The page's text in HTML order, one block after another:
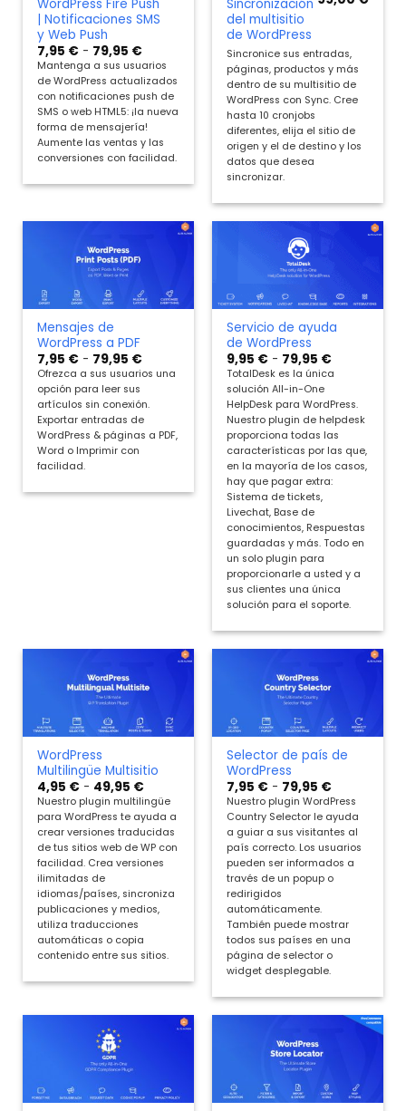
WordPress Fire Push
| Notificaciones SMS
y Web Push
7,95 € - 79,95 €Rango
de
precios:
desde
7,95 €
hasta
79,95 €
Mantenga a sus usuarios
de WordPress actualizados
con notificaciones push de
SMS o web HTML5: ¡la nueva
forma de mensajería!
Aumente las ventas y las
conversiones con facilidad.
Sincronización
del multisitio
de WordPress
Sincronice sus entradas,
páginas, productos y más
dentro de su multisitio de
WordPress con Sync. Cree
hasta 10 cronjobs
diferentes, elija el sitio de
origen y el de destino y los
datos que desea
sincronizar.
Mensajes de
WordPress a PDF
7,95 € - 79,95 €Rango
de
precios:
7,95 €
hasta
79,95 €
Ofrezca a sus usuarios una
opción para leer sus
artículos sin conexión.
Exportar entradas de
WordPress & páginas a PDF,
Word o Imprimir con
facilidad.
Servicio de ayuda
de WordPress
9,95 € - 79,95 €Rango
de
precios:
9,95 €
hasta
79,95 €
TotalDesk es la única
solución All-in-One
HelpDesk para WordPress.
Nuestro plugin de helpdesk
proporciona todas las
características por las que,
en la mayoría de los casos,
hay que pagar extra:
Sistema de tickets,
Livechat, Base de
conocimientos, Respuestas
guardadas y más. Todo en
un solo plugin para
proporcionarle a usted y a
sus clientes una única
solución para el soporte.
WordPress
Multilingüe Multisitio
4,95 € - 49,95 €Rango
de
precios:
desde
4,95 €
hasta
49,95 €
Nuestro plugin multilingüe
para WordPress te ayuda a
crear versiones traducidas
de tus sitios web de WP con
facilidad. Crea versiones
ilimitadas de
idiomas/países, sincroniza
publicaciones y medios,
utiliza traducciones
automáticas o copia
contenido entre sus sitios.
Selector de país de
WordPress
7,95 € - 79,95 €Rango
de
precios:
desde
7,95 €
hasta
79,95 €
Nuestro plugin WordPress
Country Selector le ayuda
a guiar a sus visitantes al
país correcto. Los usuarios
pueden ser informados a
través de un popup o
redirigidos
automáticamente.
También puede mostrar
todos sus países en una
página de selector o
widget desplegable.